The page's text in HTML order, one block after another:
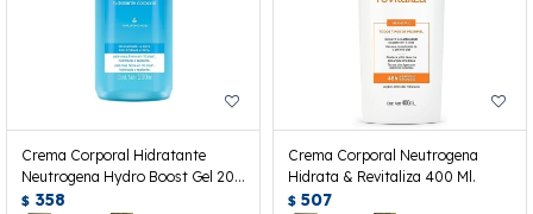
Crema Corporal Hidratante
Neutrogena Hydro Boost Gel 200
Ml.
$ 358
Crema Corporal Neutrogena
Hidrata & Revitaliza 400 Ml.
$ 507